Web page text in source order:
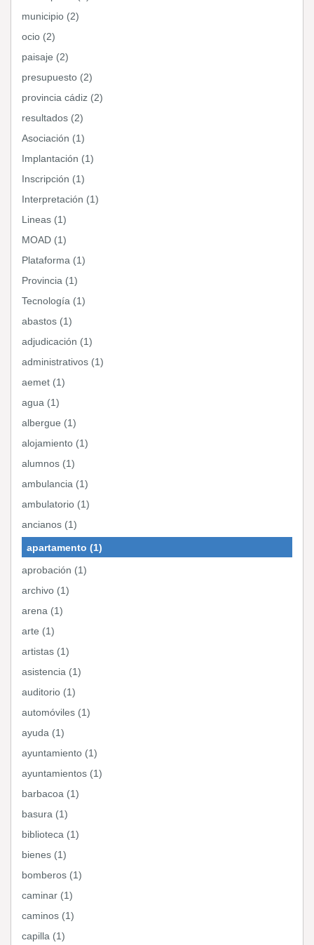
municipio (2)
ocio (2)
paisaje (2)
presupuesto (2)
provincia cádiz (2)
resultados (2)
Asociación (1)
Implantación (1)
Inscripción (1)
Interpretación (1)
Lineas (1)
MOAD (1)
Plataforma (1)
Provincia (1)
Tecnología (1)
abastos (1)
adjudicación (1)
administrativos (1)
aemet (1)
agua (1)
albergue (1)
alojamiento (1)
alumnos (1)
ambulancia (1)
ambulatorio (1)
ancianos (1)
apartamento (1)
aprobación (1)
archivo (1)
arena (1)
arte (1)
artistas (1)
asistencia (1)
auditorio (1)
automóviles (1)
ayuda (1)
ayuntamiento (1)
ayuntamientos (1)
barbacoa (1)
basura (1)
biblioteca (1)
bienes (1)
bomberos (1)
caminar (1)
caminos (1)
capilla (1)